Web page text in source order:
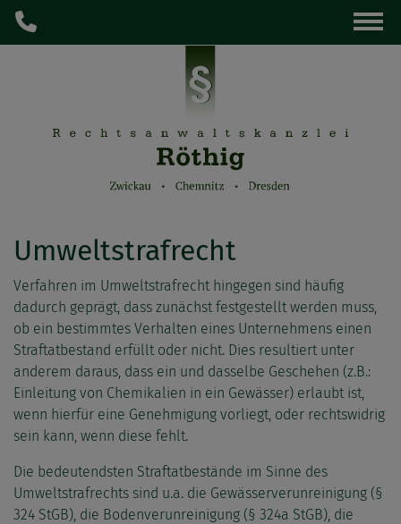
Umweltstrafrecht
Verfahren im Umweltstrafrecht hingegen sind häufig
dadurch geprägt, dass zunächst festgestellt werden muss,
ob ein bestimmtes Verhalten eines Unternehmens einen
Straftatbestand erfüllt oder nicht. Dies resultiert unter
anderem daraus, dass ein und dasselbe Geschehen (z.B.:
Einleitung von Chemikalien in ein Gewässer) erlaubt ist,
wenn hierfür eine Genehmigung vorliegt, oder rechtswidrig
sein kann, wenn diese fehlt.
Die bedeutendsten Straftatbestände im Sinne des
Umweltstrafrechts sind u.a. die Gewässerverunreinigung (§
324 StGB), die Bodenverunreinigung (§ 324a StGB), die